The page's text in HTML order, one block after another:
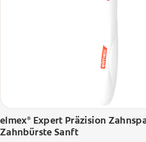
elmex® Expert Präzision
Zahnbürste Sanft